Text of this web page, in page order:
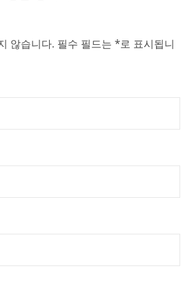
않습니다. 필수 필드는 *로 표시됩니